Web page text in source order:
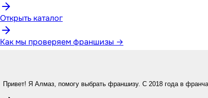
Открыть каталог
Как мы проверяем франшизы →
Привет! Я Алмаз, помогу выбрать франшизу. С 2018 года в